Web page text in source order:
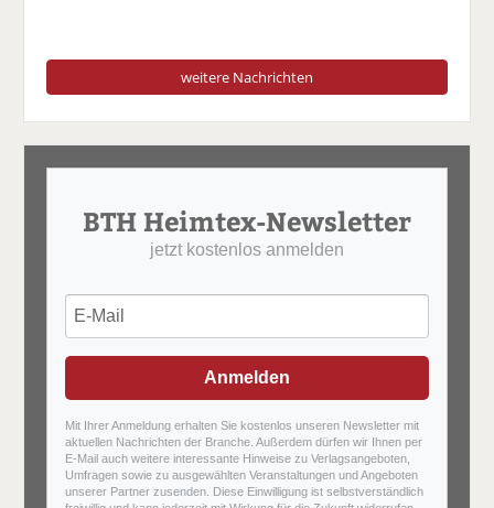
weitere Nachrichten
BTH Heimtex-Newsletter
jetzt kostenlos anmelden
Anmelden
Mit Ihrer Anmeldung erhalten Sie kostenlos unseren Newsletter mit
aktuellen Nachrichten der Branche. Außerdem dürfen wir Ihnen per
E-Mail auch weitere interessante Hinweise zu Verlagsangeboten,
Umfragen sowie zu ausgewählten Veranstaltungen und Angeboten
unserer Partner zusenden. Diese Einwilligung ist selbstverständlich